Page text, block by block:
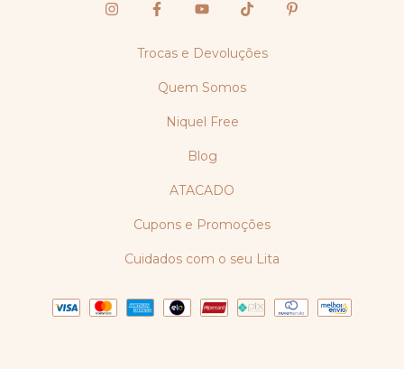
Trocas e Devoluções
Quem Somos
Niquel Free
Blog
ATACADO
Cupons e Promoções
Cuidados com o seu Lita